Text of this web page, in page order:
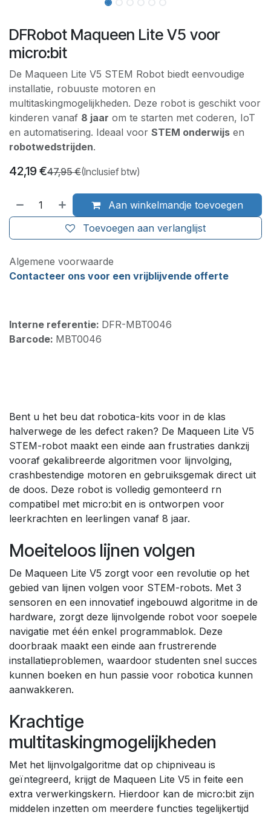
DFRobot Maqueen Lite V5 voor
micro:bit
De Maqueen Lite V5 STEM Robot biedt eenvoudige
installatie, robuuste motoren en
multitaskingmogelijkheden. Deze robot is geschikt voor
kinderen vanaf 8 jaar om te starten met coderen, IoT
en automatisering. Ideaal voor STEM onderwijs en
robotwedstrijden.
42,19€47,95€(Inclusief btw)
Aan winkelmandje toevoegen
Toevoegen aan verlanglijst
Algemene voorwaarde
Contacteer ons voor een vrijblijvende offerte
Interne referentie: DFR-MBT0046
Barcode: MBT0046
Bent u het beu dat robotica-kits voor in de klas
halverwege de les defect raken? De Maqueen Lite V5
STEM-robot maakt een einde aan frustraties dankzij
vooraf gekalibreerde algoritmen voor lijnvolging,
crashbestendige motoren en gebruiksgemak direct uit
de doos. Deze robot is volledig gemonteerd rn
compatibel met micro:bit en is ontworpen voor
leerkrachten en leerlingen vanaf 8 jaar.
Moeiteloos lijnen volgen
De Maqueen Lite V5 zorgt voor een revolutie op het
gebied van lijnen volgen voor STEM-robots. Met 3
sensoren en een innovatief ingebouwd algoritme in de
hardware, zorgt deze lijnvolgende robot voor soepele
navigatie met één enkel programmablok. Deze
doorbraak maakt een einde aan frustrerende
installatieproblemen, waardoor studenten snel succes
kunnen boeken en hun passie voor robotica kunnen
aanwakkeren.
Krachtige
multitaskingmogelijkheden
Met het lijnvolgalgoritme dat op chipniveau is
geïntegreerd, krijgt de Maqueen Lite V5 in feite een
extra verwerkingskern. Hierdoor kan de micro:bit zijn
middelen inzetten om meerdere functies tegelijkertijd